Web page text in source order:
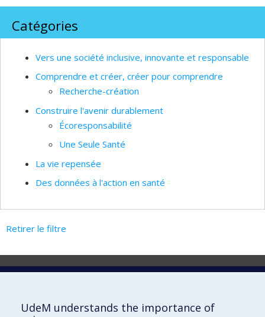
Catégories
Vers une société inclusive, innovante et responsable
Comprendre et créer, créer pour comprendre
Recherche-création
Construire l'avenir durablement
Écoresponsabilité
Une Seule Santé
La vie repensée
Des données à l'action en santé
Retirer le filtre
Laboratoire d'innovation
Vice-rectorat aux affaires étudiantes et aux études
UdeM understands the importance of